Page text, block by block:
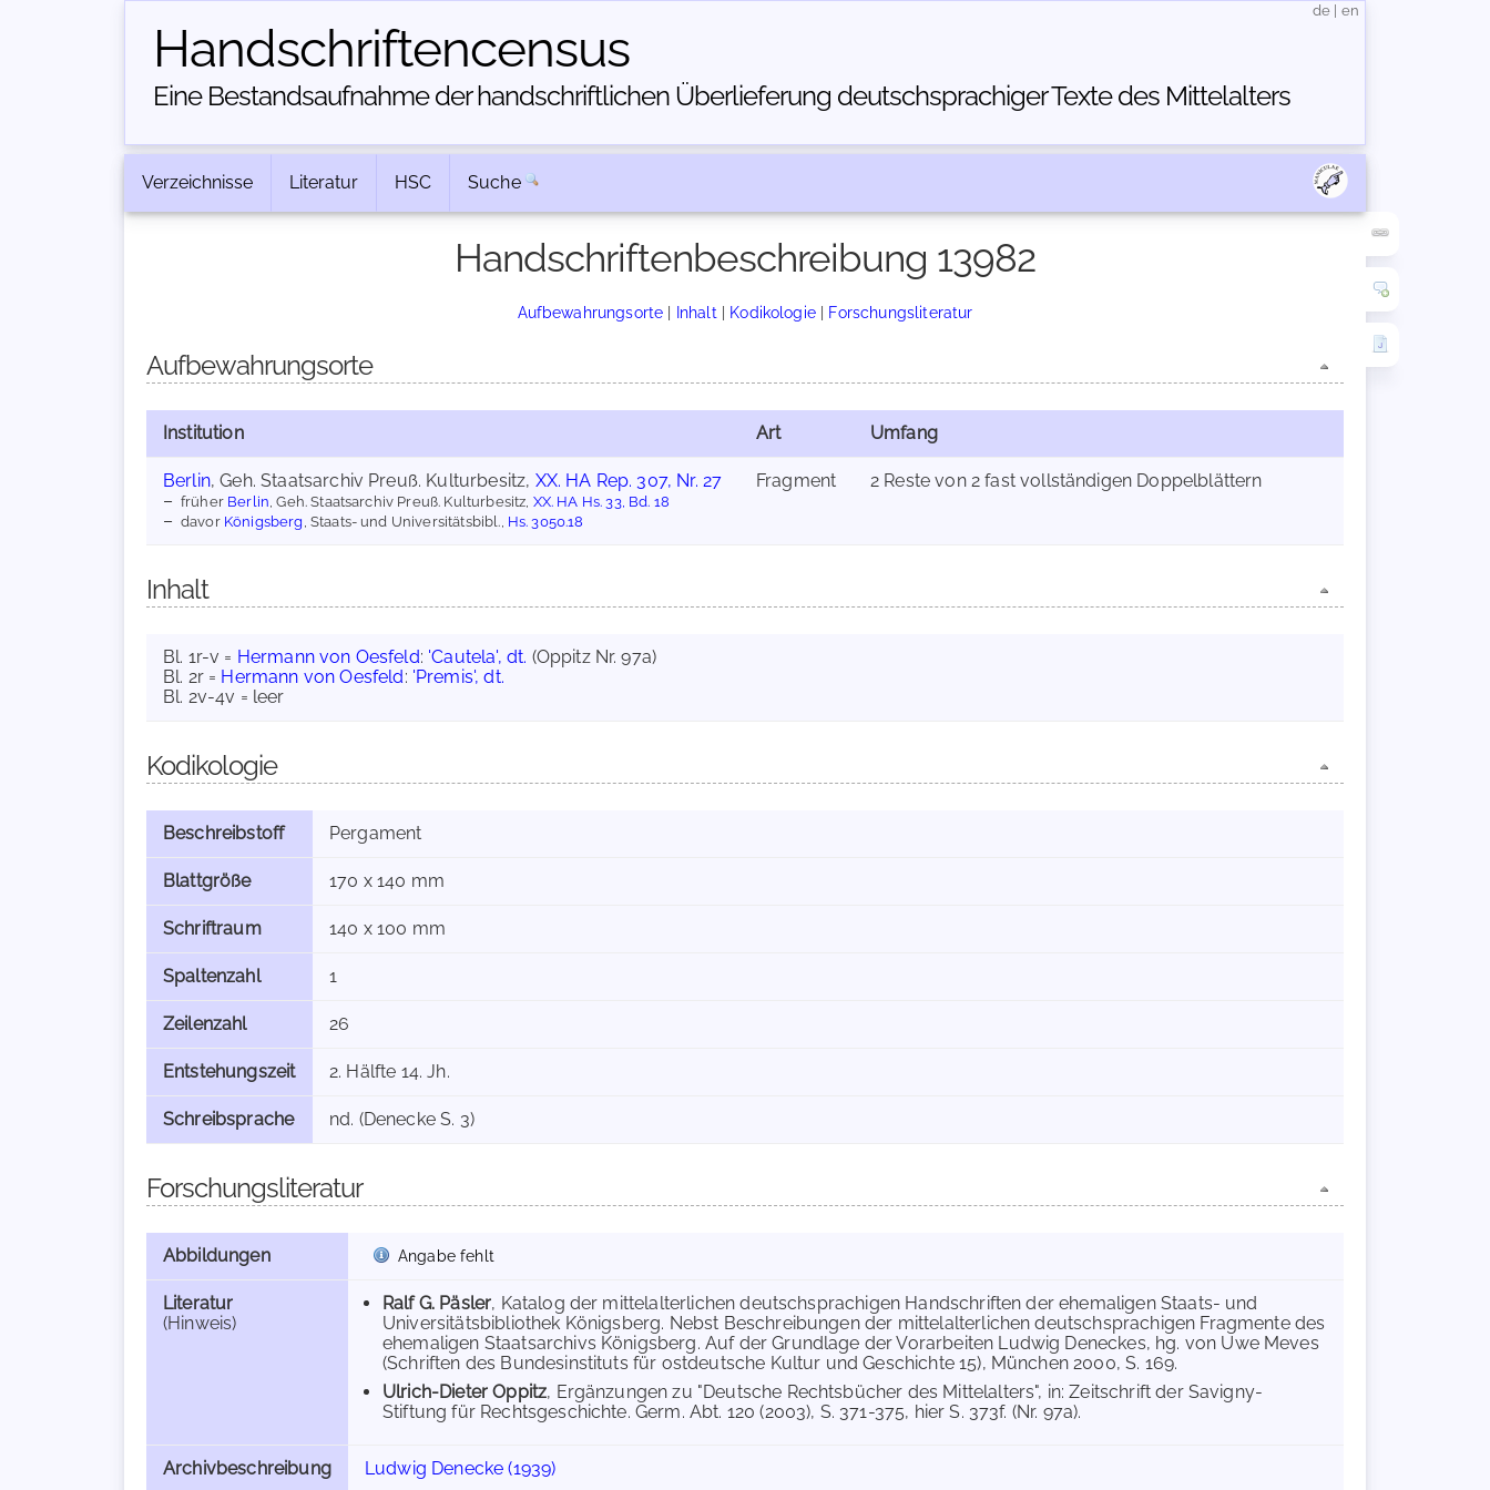
Handschriften­census
Eine Bestandsaufnahme der handschriftlichen Über­lieferung deutschsprachiger Texte des Mittelalters
de en
Verzeichnisse Literatur HSC Suche
Handschriftenbeschreibung 13982
Aufbewahrungsorte | Inhalt | Kodikologie| Forschungsliteratur
Aufbewahrungsorte
Institution Art Umfang
Berlin, Geh. Staatsarchiv Preuß. Kulturbesitz, XX. HA Rep. 307, Nr. 27
früher Berlin , Geh. Staatsarchiv Preuß. Kulturbesitz, XX. HA Hs. 33, Bd. 18
davor Königsberg , Staats- und Universitätsbibl., Hs. 3050.18
Fragment 2 Reste von 2 fast vollständigen Doppelblättern
Inhalt
Bl. 1r-v = Hermann von Oesfeld: 'Cautela', dt. (Oppitz Nr. 97a)
Bl. 2r = Hermann von Oesfeld: 'Premis', dt.
Bl. 2v-4v = leer
Kodikologie
Beschreibstoff Pergament
Blattgröße 170 x 140 mm
Schriftraum 140 x 100 mm
Spaltenzahl 1
Zeilenzahl 26
Entstehungszeit 2. Hälfte 14. Jh.
Schreibsprache nd. (Denecke S. 3)
Forschungsliteratur
Abbildungen Angabe fehlt
Literatur
(Hinweis)
Ralf G. Päsler, Katalog der mittelalterlichen deutschsprachigen Handschriften der ehemaligen Staats- und
Universitätsbibliothek Königsberg. Nebst Beschreibungen der mittelalterlichen deutschsprachigen Fragmente des
ehemaligen Staatsarchivs Königsberg. Auf der Grundlage der Vorarbeiten Ludwig Deneckes, hg. von Uwe Meves
(Schriften des Bundesinstituts für ostdeutsche Kultur und Geschichte 15), München 2000, S. 169.
Ulrich-Dieter Oppitz, Ergänzungen zu "Deutsche Rechtsbücher des Mittelalters", in: Zeitschrift der Savigny-
Stiftung für Rechtsgeschichte. Germ. Abt. 120 (2003), S. 371-375, hier S. 373f. (Nr. 97a).
Archivbeschreibung Ludwig Denecke (1939)